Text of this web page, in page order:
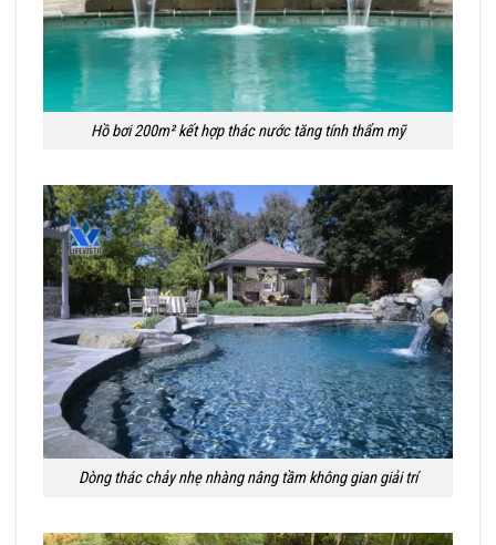
Hồ bơi 200m² kết hợp thác nước tăng tính thẩm mỹ
Dòng thác chảy nhẹ nhàng nâng tầm không gian giải trí